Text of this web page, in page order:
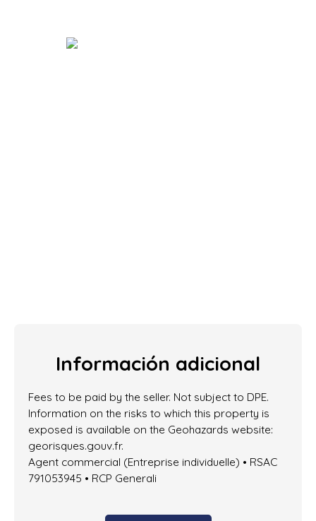
Información adicional
Fees to be paid by the seller. Not subject to DPE.
Information on the risks to which this property is
exposed is available on the Geohazards website:
georisques.gouv.fr.
Agent commercial (Entreprise individuelle) • RSAC
791053945 • RCP Generali